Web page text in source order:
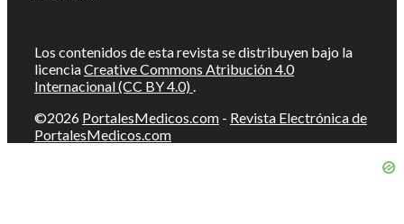
Los contenidos de esta revista se distribuyen bajo la
licenciaCreative Commons Atribución 4.0
Internacional (CC BY 4.0) .
©2026 PortalesMedicos.com - Revista Electrónica de
PortalesMedicos.com